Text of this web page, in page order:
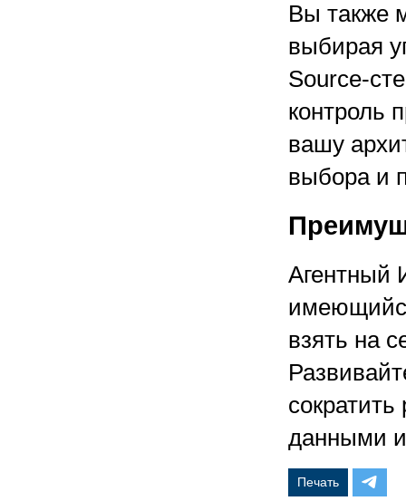
Вы также
выбирая
Source-
контроль
вашу
выбора и
Агентный
взять на
данными
Печать